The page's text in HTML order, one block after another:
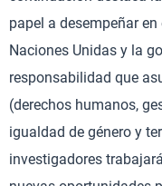
papel a desempeñar
Naciones Unidas y la
responsabilidad que
(derechos humanos,
igualdad de género y
investigadores